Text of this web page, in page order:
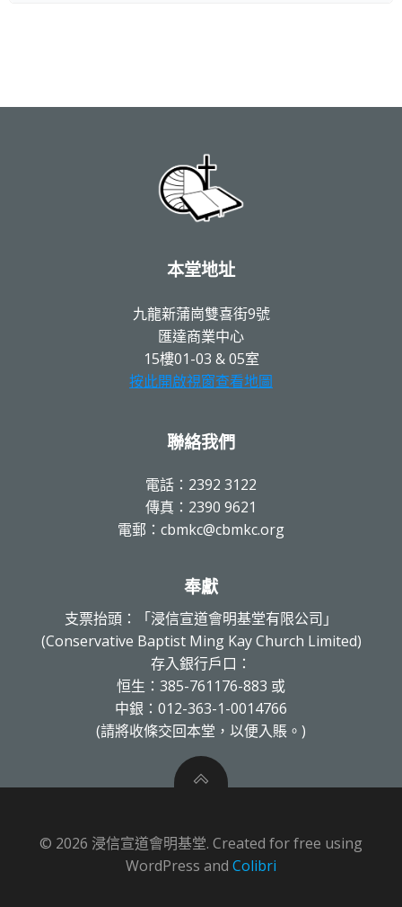
本堂地址
九龍新蒲崗雙喜街9號
匯達商業中心
15樓01-03 & 05室
按此開啟視窗查看地圖
聯絡我們
電話：2392 3122
傳真：2390 9621
電郵：cbmkc@cbmkc.org
奉獻
支票抬頭：「浸信宣道會明基堂有限公司」
(Conservative Baptist Ming Kay Church Limited)
存入銀行戶口：
恒生：385-761176-883 或
中銀：012-363-1-0014766
(請將收條交回本堂，以便入賬。)
© 2026 浸信宣道會明基堂. Created for free using
WordPress and Colibri